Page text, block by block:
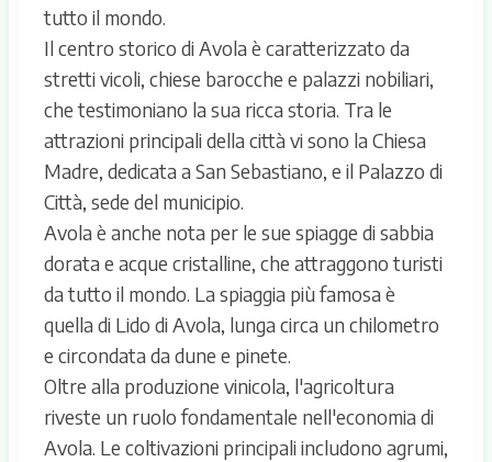
tutto il mondo.
Il centro storico di Avola è caratterizzato da
stretti vicoli, chiese barocche e palazzi nobiliari,
che testimoniano la sua ricca storia. Tra le
attrazioni principali della città vi sono la Chiesa
Madre, dedicata a San Sebastiano, e il Palazzo di
Città, sede del municipio.
Avola è anche nota per le sue spiagge di sabbia
dorata e acque cristalline, che attraggono turisti
da tutto il mondo. La spiaggia più famosa è
quella di Lido di Avola, lunga circa un chilometro
e circondata da dune e pinete.
Oltre alla produzione vinicola, l'agricoltura
riveste un ruolo fondamentale nell'economia di
Avola. Le coltivazioni principali includono agrumi,